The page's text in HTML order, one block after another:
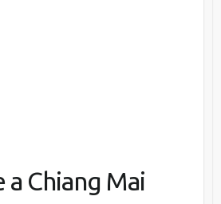
a Chiang Mai